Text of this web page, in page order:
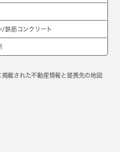
/鉄筋コンクリート
載された不動産情報と提携先の地図